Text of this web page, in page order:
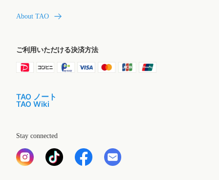
About TAO
ご利用いただける決済方法
TAO ノート
TAO Wiki
Stay connected